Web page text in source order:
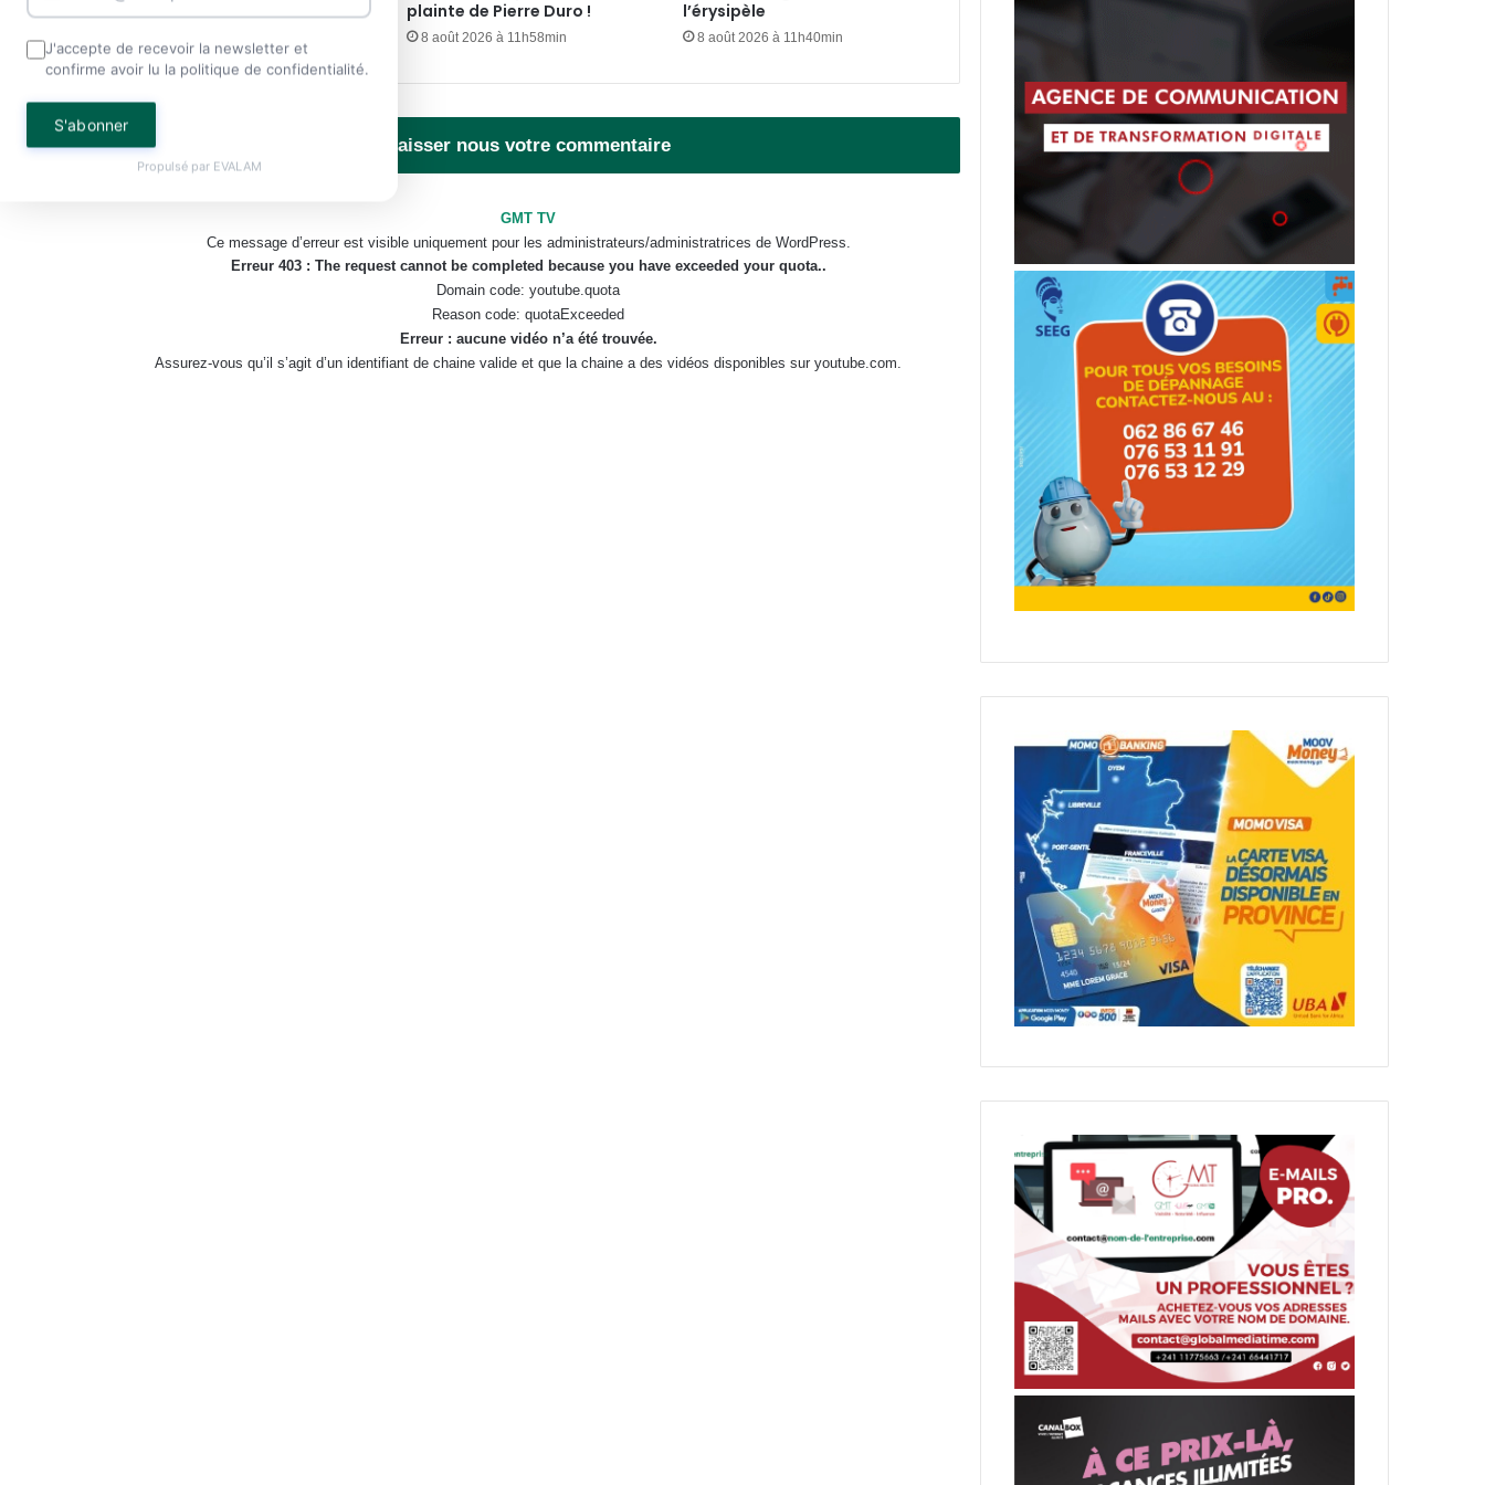
capacités de production à
l’ambassadeur d’Angola
l’engagement décennal pour les
nouveaux bacheliers
constats persistants et dynamique
de transformation
du National Foot 1 !
plainte de Pierre Duro !
8 août 2026 à 11h58min
l’érysipèle
8 août 2026 à 11h40min
Laisser nous votre commentaire
GMT TV
Ce message d’erreur est visible uniquement pour les administrateurs/administratrices de WordPress.
Erreur 403 : The request cannot be completed because you have exceeded your quota..
Domain code: youtube.quota
Reason code: quotaExceeded
Erreur : aucune vidéo n’a été trouvée.
Assurez-vous qu’il s’agit d’un identifiant de chaine valide et que la chaine a des vidéos disponibles sur youtube.com.
J'accepte de recevoir la newsletter et
confirme avoir lu la politique de confidentialité.
S'abonner
Propulsé par EVALAM